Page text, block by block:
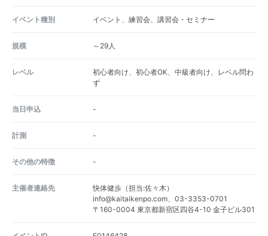
イベント種別 イベント、練習会、講習会・セミナー
規模 ～29人
レベル
初心者向け、初心者OK、中級者向け、レベル問わ
ず
当日申込 -
計測 -
その他の特徴 -
主催者連絡先
快体健歩（担当:佐々木）
info@kaitaikenpo.com、03-3353-0701
〒160-0004 東京都新宿区四谷4-10 金子ビル301